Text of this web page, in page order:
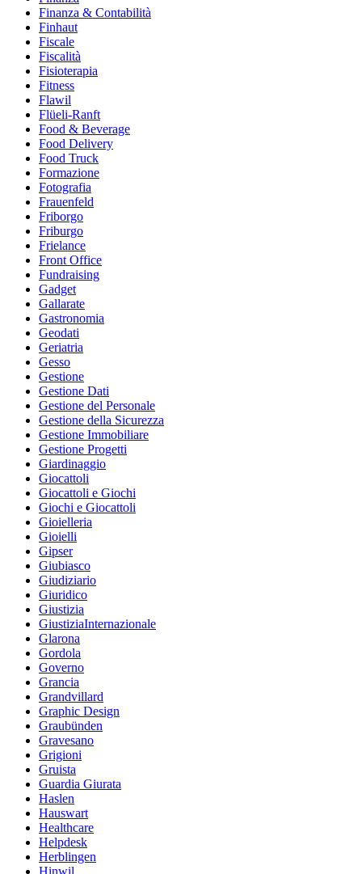
Finanza & Contabilità
Finhaut
Fiscale
Fiscalità
Fisioterapia
Fitness
Flawil
Flüeli-Ranft
Food & Beverage
Food Delivery
Food Truck
Formazione
Fotografia
Frauenfeld
Friborgo
Friburgo
Frielance
Front Office
Fundraising
Gadget
Gallarate
Gastronomia
Geodati
Geriatria
Gesso
Gestione
Gestione Dati
Gestione del Personale
Gestione della Sicurezza
Gestione Immobiliare
Gestione Progetti
Giardinaggio
Giocattoli
Giocattoli e Giochi
Giochi e Giocattoli
Gioielleria
Gioielli
Gipser
Giubiasco
Giudiziario
Giuridico
Giustizia
GiustiziaInternazionale
Glarona
Gordola
Governo
Grancia
Grandvillard
Graphic Design
Graubünden
Gravesano
Grigioni
Gruista
Guardia Giurata
Haslen
Hauswart
Healthcare
Helpdesk
Herblingen